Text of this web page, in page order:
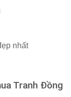
nhất
Tranh Đồng